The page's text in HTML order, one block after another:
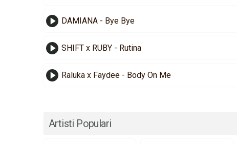
DAMIANA - Bye Bye
SHIFT x RUBY - Rutina
Raluka x Faydee - Body On Me
Artisti Populari